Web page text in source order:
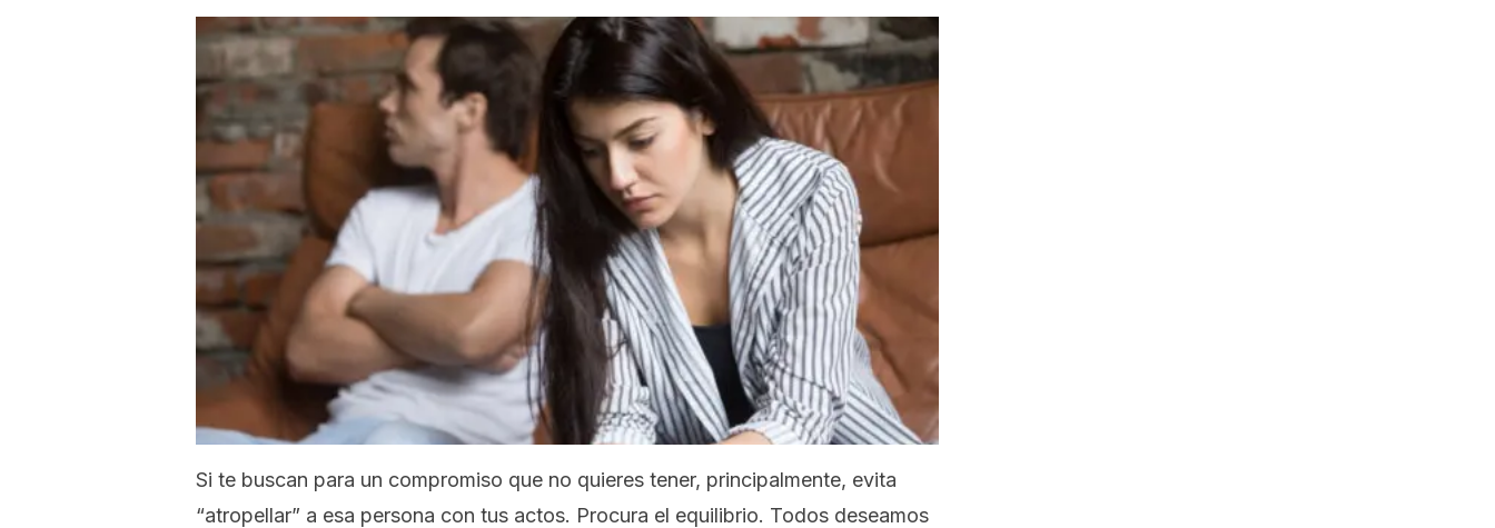
Si te buscan para un compromiso que no quieres tener, principalmente, evita
“atropellar” a esa persona con tus actos. Procura el equilibrio. Todos deseamos